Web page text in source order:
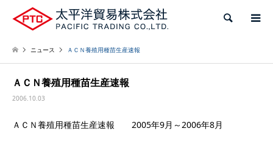
検索
ニュース ＡＣＮ養殖用種苗生産速報
ＡＣＮ養殖用種苗生産速報
2006.10.03
ＡＣＮ養殖用種苗生産速報 2005年9月～2006年8月